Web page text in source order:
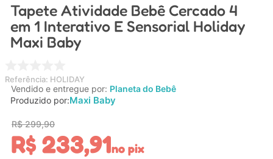
Tapete Atividade Bebê Cercado 4
em 1 Interativo E Sensorial Holiday
Maxi Baby
Referência: HOLIDAY
Vendido e entregue por: Planeta do Bebê
Produzido por:Maxi Baby
R$ 299,90
R$ 233,91no pix
5º
chupeta
6º
nuk
8º
mamadeira
9º
brinquedo banho
10º carro eletrico